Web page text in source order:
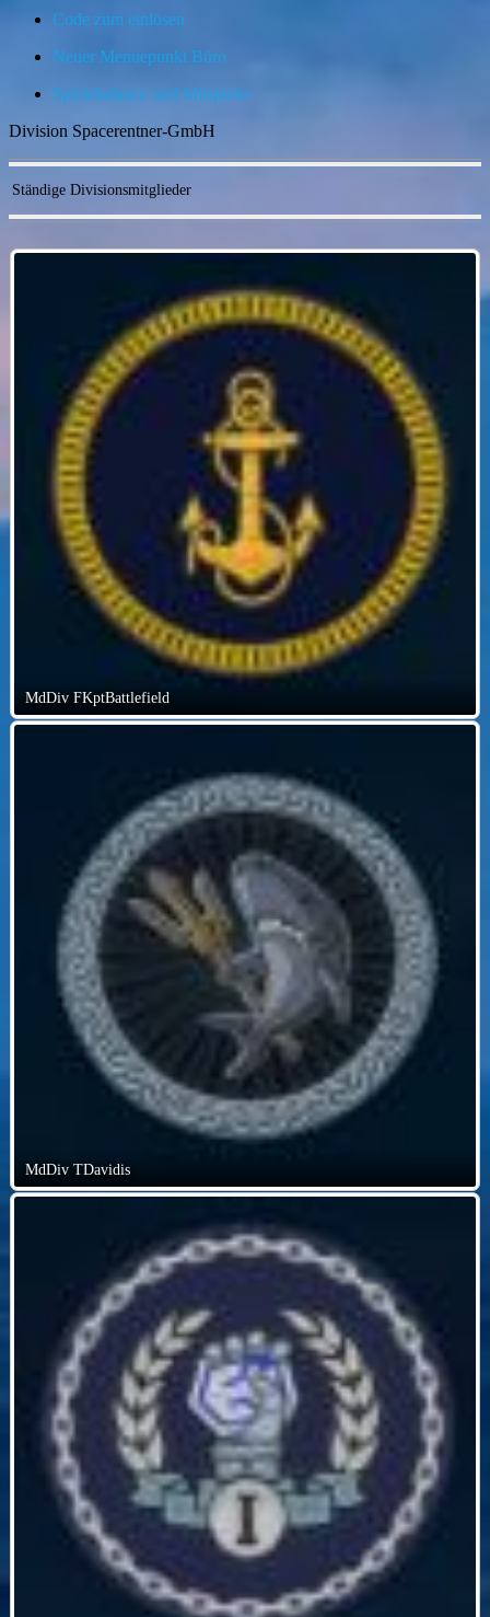
Code zum einlösen
Neuer Menuepunkt Büro
Spielebalance und Mitspieler
Division Spacerentner-GmbH
Ständige Divisionsmitglieder
MdDiv FKptBattlefield
MdDiv TDavidis